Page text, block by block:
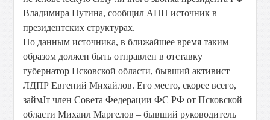
Владимира Путина, сообщил АПН источник в
президентских структурах.
По данным источника, в ближайшее время таким
образом должен быть отправлен в отставку
губернатор Псковской области, бывший активист
ЛДПР Евгений Михайлов. Его место, скорее всего,
займЈт член Совета Федерации ФС РФ от Псковской
области Михаил Маргелов – бывший руководитель